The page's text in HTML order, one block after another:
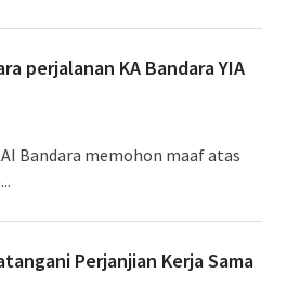
perjalanan KA Bandara YIA
Bandara memohon maaf atas
Perjanjian Kerja Sama